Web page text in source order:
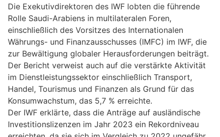
Die Exekutivdirektoren des IWF lobten die führende
Rolle Saudi-Arabiens in multilateralen Foren,
einschließlich des Vorsitzes des Internationalen
Währungs- und Finanzausschusses (IMFC) im IWF, die
zur Bewältigung globaler Herausforderungen beiträgt.
Der Bericht verweist auch auf die verstärkte Aktivität
im Dienstleistungssektor einschließlich Transport,
Handel, Tourismus und Finanzen als Grund für das
Konsumwachstum, das 5,7 % erreichte.
Der IWF erklärte, dass die Anträge auf ausländische
Investitionslizenzen im Jahr 2023 ein Rekordniveau